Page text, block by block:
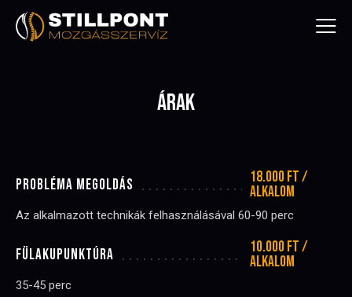
ÁRAK
PROBLÉMA MEGOLDÁS 18.000 Ft /
alkalom
Az alkalmazott technikák felhasználásával 60-90 perc
FÜLAKUPUNKTÚRA 10.000 Ft /
alkalom
35-45 perc